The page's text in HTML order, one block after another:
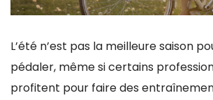
L’été n’est pas la meilleure saison
pédaler, même si certains
profitent pour faire des